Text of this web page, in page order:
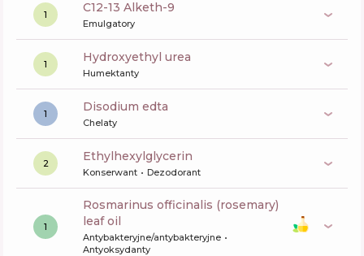
1 C12-13 Alketh-9
Emulgatory
1 hydroxyethyl urea
Humektanty
1 disodium edta
Chelaty
2 ethylhexylglycerin
Konserwant Dezodorant
1
rosmarinus officinalis (rosemary)
leaf oil
Antybakteryjne/antybakteryjne
Antyoksydanty